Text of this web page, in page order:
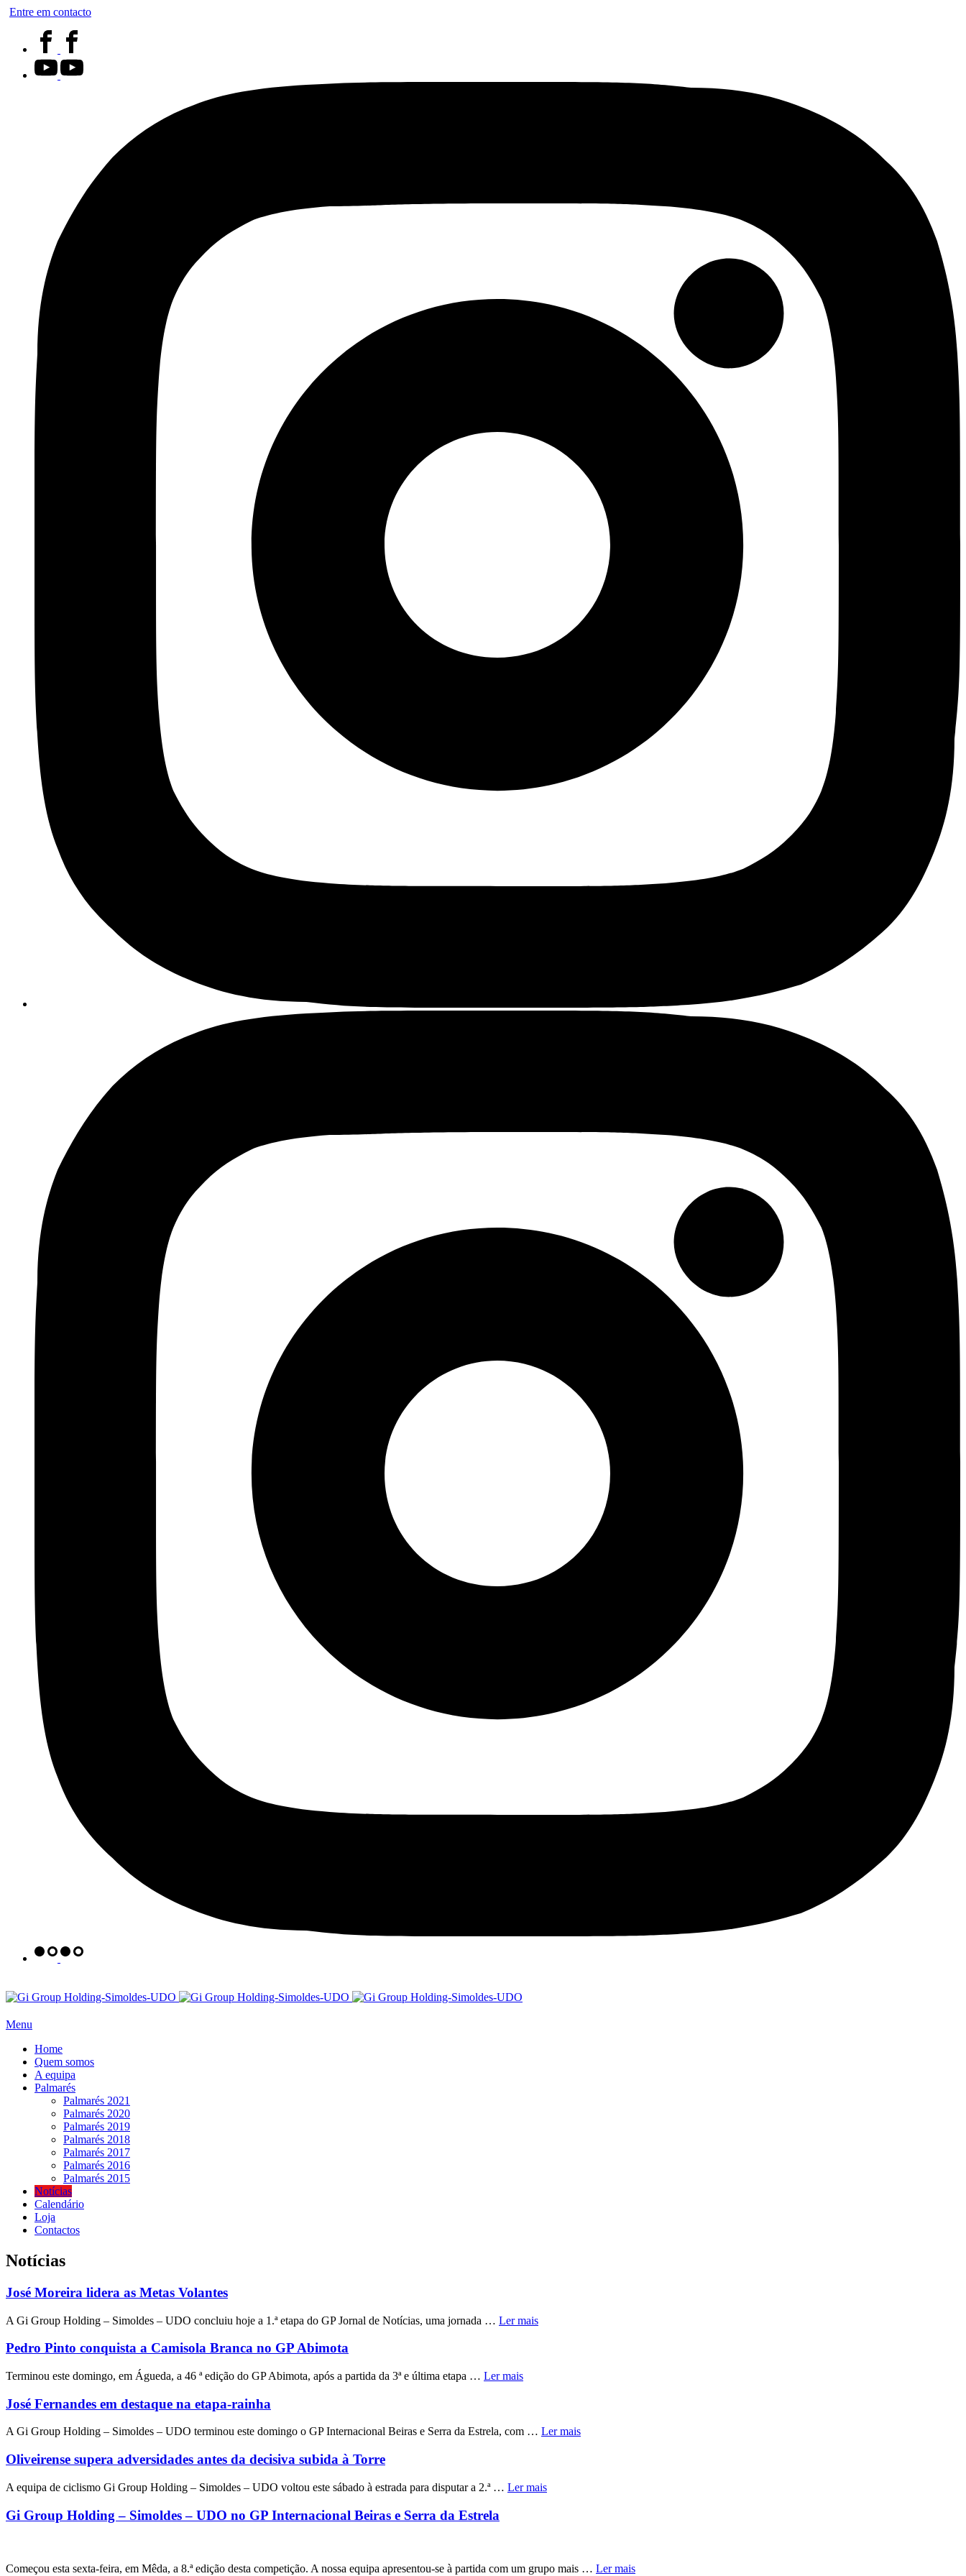
Entre em contacto
Menu
Home
Quem somos
A equipa
Palmarés
Palmarés 2021
Palmarés 2020
Palmarés 2019
Palmarés 2018
Palmarés 2017
Palmarés 2016
Palmarés 2015
Notícias
Calendário
Loja
Contactos
Notícias
José Moreira lidera as Metas Volantes
A Gi Group Holding – Simoldes – UDO concluiu hoje a 1.ª etapa do GP Jornal de Notícias, uma jornada … Ler mais
Pedro Pinto conquista a Camisola Branca no GP Abimota
Terminou este domingo, em Águeda, a 46 ª edição do GP Abimota, após a partida da 3ª e última etapa … Ler mais
José Fernandes em destaque na etapa-rainha
A Gi Group Holding – Simoldes – UDO terminou este domingo o GP Internacional Beiras e Serra da Estrela, com … Ler mais
Oliveirense supera adversidades antes da decisiva subida à Torre
A equipa de ciclismo Gi Group Holding – Simoldes – UDO voltou este sábado à estrada para disputar a 2.ª … Ler mais
Gi Group Holding – Simoldes – UDO no GP Internacional Beiras e Serra da Estrela
Começou esta sexta-feira, em Mêda, a 8.ª edição desta competição. A nossa equipa apresentou-se à partida com um grupo mais … Ler mais